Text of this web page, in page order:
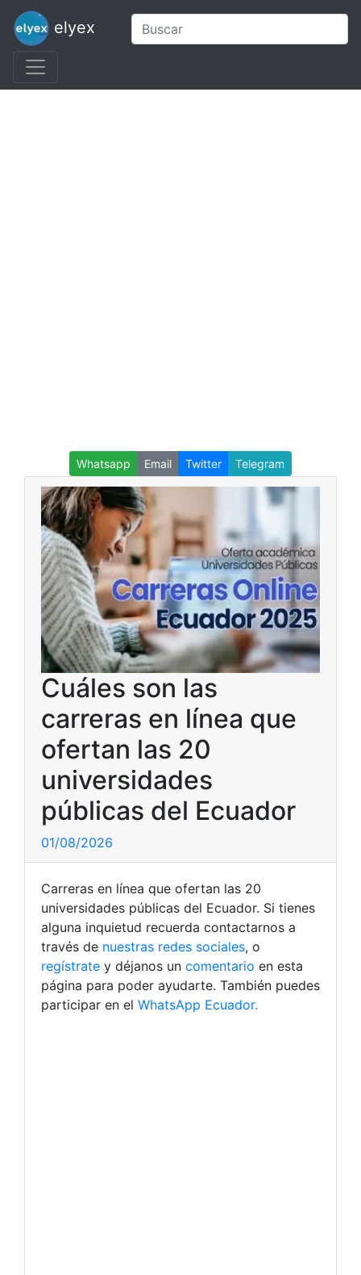
elyex
Whatsapp Email Twitter Telegram
Cuáles son las
carreras en línea que
ofertan las 20
universidades
públicas del Ecuador
01/08/2026
Carreras en línea que ofertan las 20
universidades públicas del Ecuador. Si tienes
alguna inquietud recuerda contactarnos a
través de nuestras redes sociales, o
regístrate y déjanos un comentario en esta
página para poder ayudarte. También puedes
participar en el WhatsApp Ecuador.